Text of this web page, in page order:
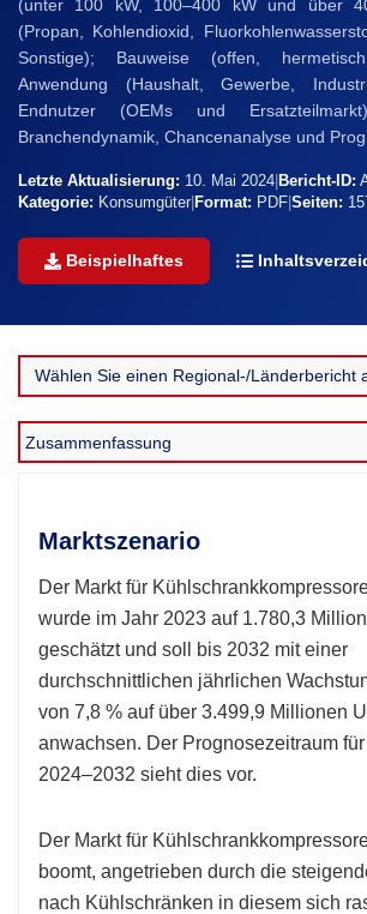
(unter 100 kW, 100–400 kW und über
(Propan, Kohlendioxid,
Sonstige); Bauweise (offen,
Anwendung (Haushalt, Gewerbe,
Endnutzer (OEMs und
Branchendynamik, Chancenanalyse und
Letzte Aktualisierung: 10. Mai 2024 Bericht-ID:
Kategorie: Konsumgüter Format: PDF Seiten:
Beispielhaftes
Marktszenario
Der Markt für
wurde im Jahr 2023 auf 1.780,3
geschätzt und soll bis 2032 mit einer
durchschnittlichen jährlichen
von 7,8 % auf über 3.499,9 Millionen
anwachsen. Der Prognosezeitraum
2024–2032 sieht dies vor.
Der Markt für
boomt, angetrieben durch die
nach Kühlschränken in diesem sich